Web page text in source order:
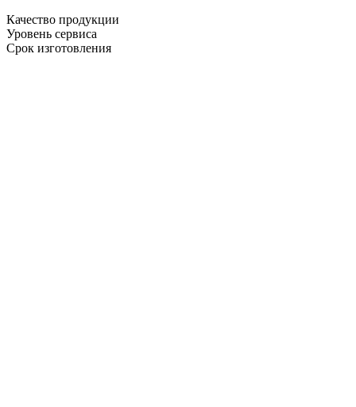
Качество продукции
Уровень сервиса
Срок изготовления